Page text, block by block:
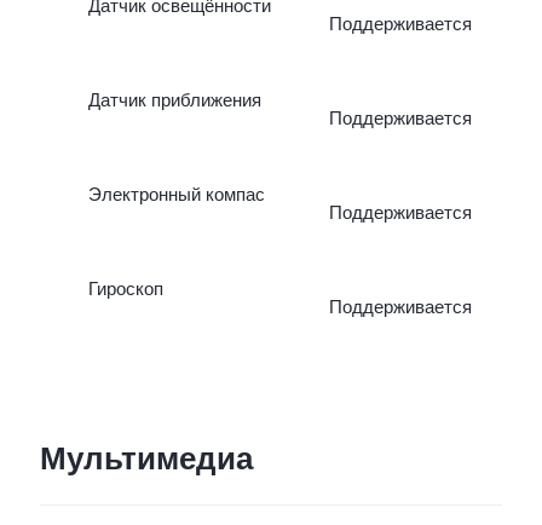
View, двойная
Датчик освещённости
Поддерживается
Датчик приближения
Поддерживается
Электронный компас
Поддерживается
Гироскоп
Поддерживается
Мультимедиа